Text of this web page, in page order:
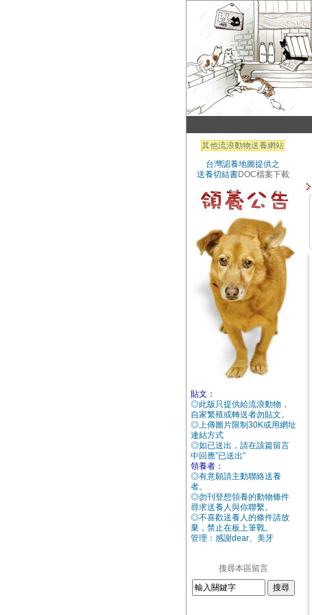
其他流浪動物送養網站
台灣認養地圖提供之
送養切結書DOC檔案下載
貼文：
◎此版只提供給流浪動物，
自家繁殖或轉送者勿貼文。
◎上傳圖片限制30K或用網址
連結方式
◎如已送出，請在該篇留言
中回應”已送出”
領養者：
◎有意願請主動聯絡送養
者。
◎勿刊登想領養的動物條件
尋求送養人與你聯繫。
◎不喜歡送養人的條件請放
棄，禁止在板上筆戰。
管理：感謝dear、美牙
搜尋本區留言